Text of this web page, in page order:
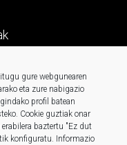
gure webgunearen
eta zure nabigazio
profil batean
Cookie guztiak onar
baztertu "Ez dut
konfiguratu. Informazio